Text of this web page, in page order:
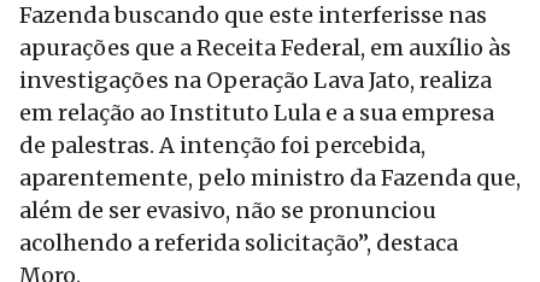
Fazenda buscando que este interferisse nas
apurações que a Receita Federal, em auxílio às
investigações na Operação Lava Jato, realiza
em relação ao Instituto Lula e a sua empresa
de palestras. A intenção foi percebida,
aparentemente, pelo ministro da Fazenda que,
além de ser evasivo, não se pronunciou
acolhendo a referida solicitação”, destaca
Moro.